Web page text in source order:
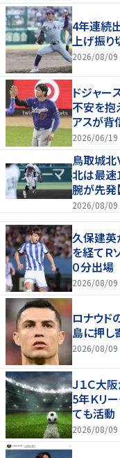
4年連続
上げ振り
2026/08/09
ドジャー
不安を
アスが
もリード
2026/06/19
鳥取城北
北は最速
腕が先発
2026/08/09
久保建
を経てＲ
０分出場
2026/08/09
ロナウ
島に押し
2026/08/09
Ｊ１Ｃ大
5年Ｋリ
ても活動
2026/08/09